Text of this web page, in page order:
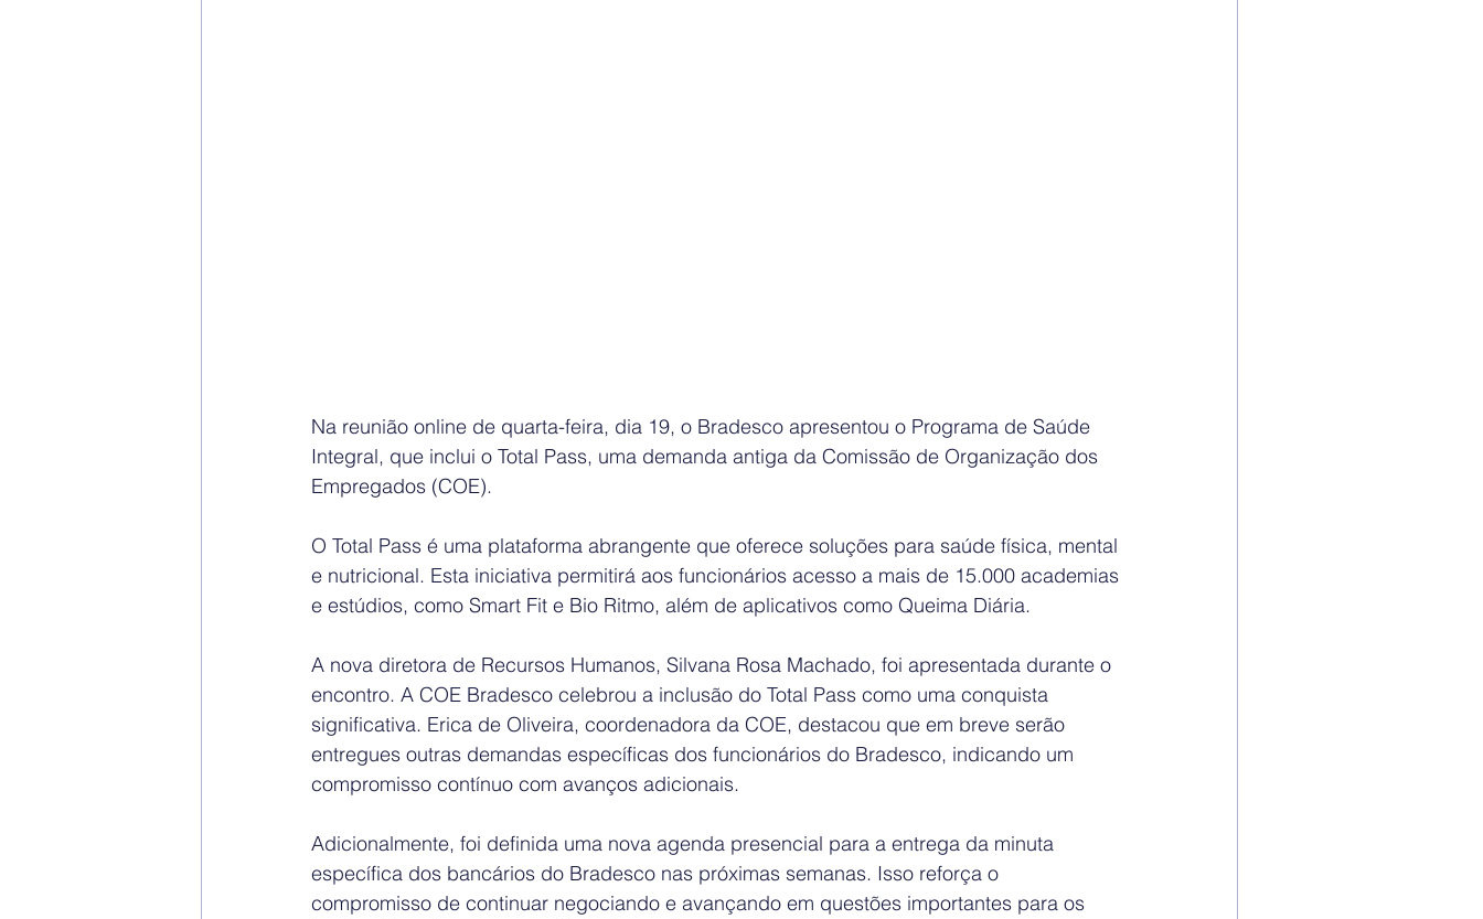
Na reunião online de quarta-feira, dia 19, o Bradesco apresentou o Programa de Saúde
Integral, que inclui o Total Pass, uma demanda antiga da Comissão de Organização dos
Empregados (COE).
O Total Pass é uma plataforma abrangente que oferece soluções para saúde física, mental
e nutricional. Esta iniciativa permitirá aos funcionários acesso a mais de 15.000 academias
e estúdios, como Smart Fit e Bio Ritmo, além de aplicativos como Queima Diária.
A nova diretora de Recursos Humanos, Silvana Rosa Machado, foi apresentada durante o
encontro. A COE Bradesco celebrou a inclusão do Total Pass como uma conquista
significativa. Erica de Oliveira, coordenadora da COE, destacou que em breve serão
entregues outras demandas específicas dos funcionários do Bradesco, indicando um
compromisso contínuo com avanços adicionais.
Adicionalmente, foi definida uma nova agenda presencial para a entrega da minuta
específica dos bancários do Bradesco nas próximas semanas. Isso reforça o
compromisso de continuar negociando e avançando em questões importantes para os